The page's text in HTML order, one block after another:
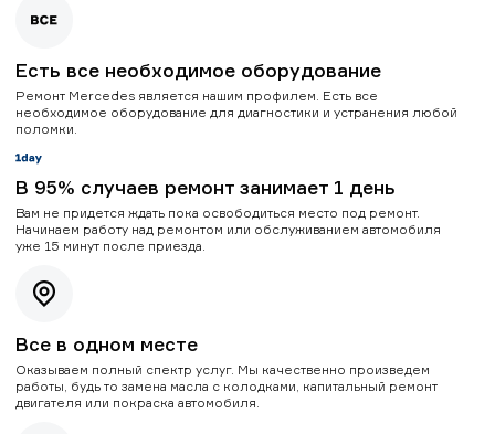
Есть все необходимое оборудование
Ремонт Mercedes является нашим профилем. Есть все
необходимое оборудование для диагностики и устранения любой
поломки.
В 95% случаев ремонт занимает 1 день
Вам не придется ждать пока освободиться место под ремонт.
Начинаем работу над ремонтом или обслуживанием автомобиля
уже 15 минут после приезда.
Все в одном месте
Оказываем полный спектр услуг. Мы качественно произведем
работы, будь то замена масла с колодками, капитальный ремонт
двигателя или покраска автомобиля.